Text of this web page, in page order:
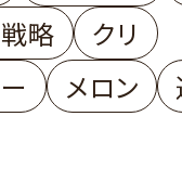
略
クリ
メロン